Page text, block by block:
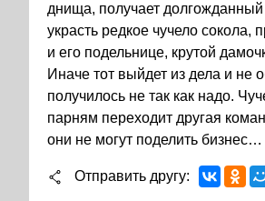
днища, получает
украсть редкое чучело
и его подельнице, крутой
Иначе тот выйдет из дела и не
получилось не так как надо.
парням переходит другая
они не могут поделить бизнес…
Отправить другу